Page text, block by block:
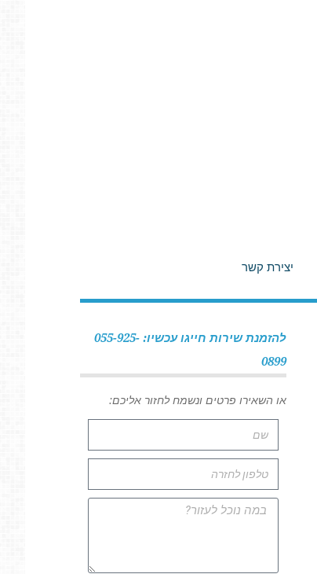
יצירת קשר
להזמנת שירות חייגו עכשיו: 055-925-
0899
או השאירו פרטים ונשמח לחזור אליכם: